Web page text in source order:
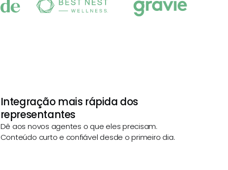
Integração mais rápida dos
representantes
Dê aos novos agentes o que eles precisam.
Conteúdo curto e confiável desde o primeiro dia.